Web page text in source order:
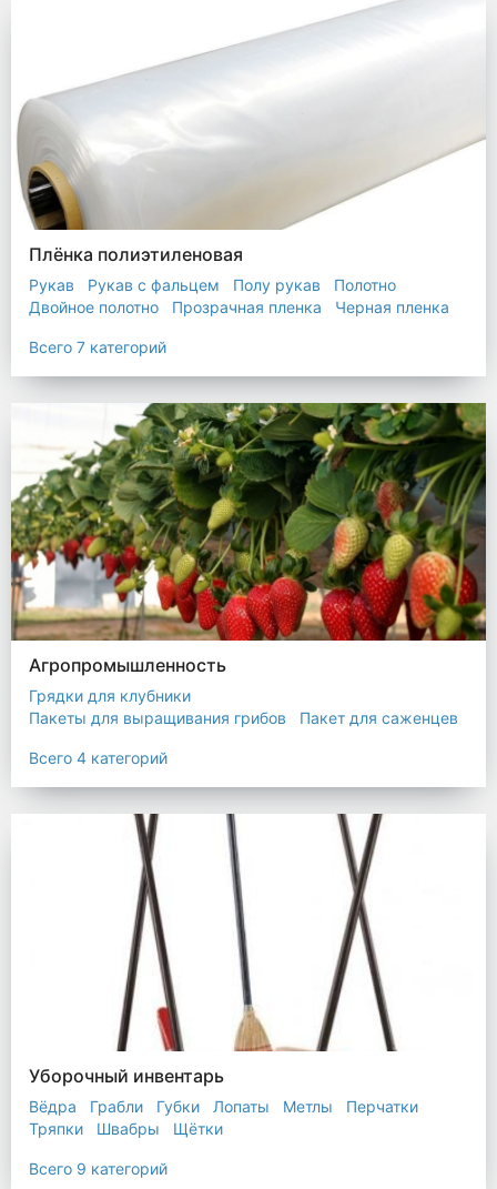
Плёнка полиэтиленовая
Рукав Рукав с фальцем Полу рукав
Полотно
Двойное полотно
Прозрачная пленка Черная пленка
Всего 7 категорий
Агропромышленность
Грядки для клубники
Пакеты для выращивания грибов
Пакет для саженцев
Всего 4 категорий
Уборочный инвентарь
Вёдра Грабли Губки Лопаты Метлы
Перчатки
Тряпки
Швабры Щётки
Всего 9 категорий